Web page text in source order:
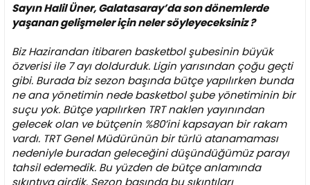
Sayın Halil Üner, Galatasaray’da son dönemlerde
yaşanan gelişmeler için neler söyleyeceksiniz ?
Biz Hazirandan itibaren basketbol şubesinin büyük
özverisi ile 7 ayı doldurduk. Ligin yarısından çoğu geçti
gibi. Burada biz sezon başında bütçe yapılırken bunda
ne ana yönetimin nede basketbol şube yönetiminin bir
suçu yok. Bütçe yapılırken TRT naklen yayınından
gelecek olan ve bütçenin %80’ini kapsayan bir rakam
vardı. TRT Genel Müdürünün bir türlü atanamaması
nedeniyle buradan geleceğini düşündüğümüz parayı
tahsil edemedik. Bu yüzden de bütçe anlamında